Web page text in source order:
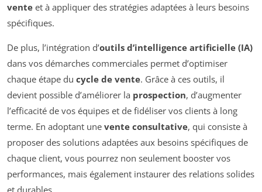
vente et à appliquer des stratégies adaptées à leurs besoins
spécifiques.
De plus, l’intégration d’outils d’intelligence artificielle (IA)
dans vos démarches commerciales permet d’optimiser
chaque étape du cycle de vente. Grâce à ces outils, il
devient possible d’améliorer la prospection, d’augmenter
l’efficacité de vos équipes et de fidéliser vos clients à long
terme. En adoptant une vente consultative, qui consiste à
proposer des solutions adaptées aux besoins spécifiques de
chaque client, vous pourrez non seulement booster vos
performances, mais également instaurer des relations solides
et durables.